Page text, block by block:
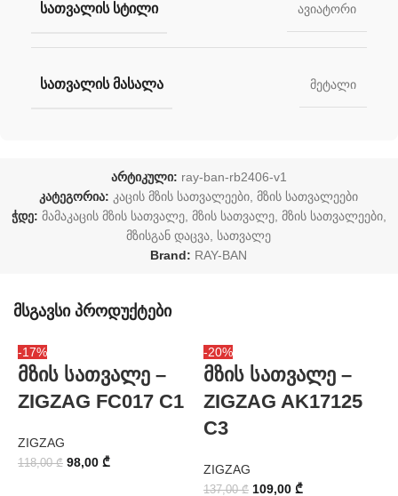
ᲡᲐᲗᲕᲐᲚᲘᲡ ᲡᲢᲘᲚᲘ ავიატორი
ᲡᲐᲗᲕᲐᲚᲘᲡ ᲛᲐᲡᲐᲚᲐ მეტალი
არტიკული: ray-ban-rb2406-v1
კატეგორია: კაცის მზის სათვალეები, მზის სათვალეები
ჭდე: მამაკაცის მზის სათვალე, მზის სათვალე, მზის სათვალეები,
მზისგან დაცვა, სათვალე
Brand: RAY-BAN
მსგავსი პროდუქტები
-17%
მზის სათვალე –
ZIGZAG FC017 C1
ZIGZAG
118,00₾ 98,00 ₾
-20%
მზის სათვალე –
ZIGZAG AK17125
C3
ZIGZAG
137,00₾ 109,00 ₾